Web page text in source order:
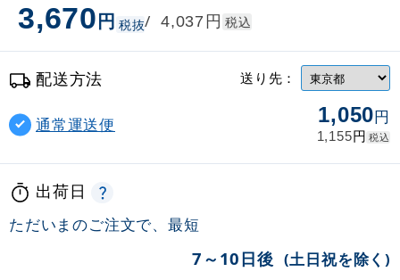
3,670円 税抜/ 4,037円 税込
配送方法 送り先：
通常運送便 1,050円
1,155円 税込
出荷日
ただいまのご注文で、最短
7～10日後 (土日祝を除く)